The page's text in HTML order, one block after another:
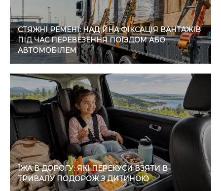
СТЯЖНІ РЕМЕНІ: НАДІЙНА ФІКСАЦІЯ ВАНТАЖІВ
ПІД ЧАС ПЕРЕВЕЗЕННЯ ПОЇЗДОМ АБО
АВТОМОБІЛЕМ
ЇЖА В ДОРОГУ: ЯКІ ПЕРЕКУСИ ВЗЯТИ В
ТРИВАЛУ ПОДОРОЖ З ДИТИНОЮ